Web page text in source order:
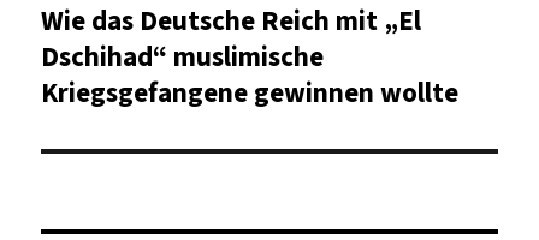
Nächster
Beitrag:
Wie das Deutsche Reich mit „El
Dschihad“ muslimische
Kriegsgefangene gewinnen wollte